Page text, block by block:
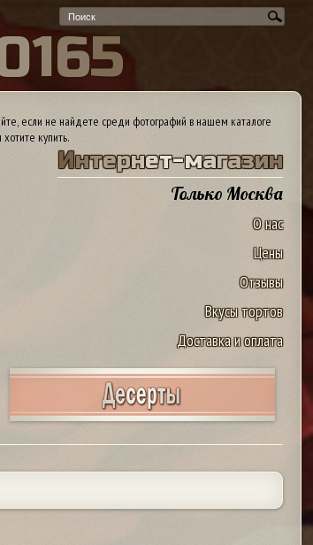
165
если не найдете среди фотографий в нашем каталоге
купить.
Интернет-магазин
Только Москва
О нас
Цены
Отзывы
Вкусы тортов
Доставка и оплата